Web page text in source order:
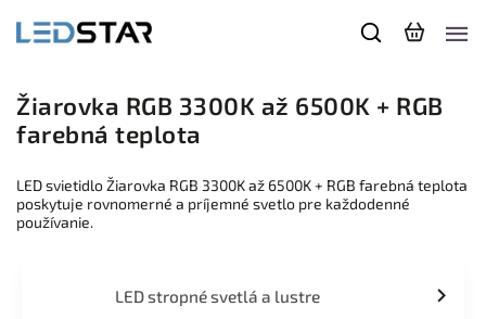
Žiarovka RGB 3300K až 6500K + RGB
farebná teplota
LED svietidlo Žiarovka RGB 3300K až 6500K + RGB farebná teplota
poskytuje rovnomerné a príjemné svetlo pre každodenné
používanie.
LED stropné svetlá a lustre